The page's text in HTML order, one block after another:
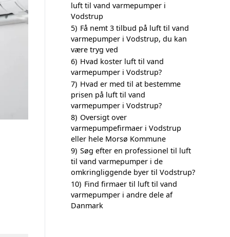
luft til vand varmepumper i
Vodstrup
5) Få nemt 3 tilbud på luft til vand
varmepumper i Vodstrup, du kan
være tryg ved
6) Hvad koster luft til vand
varmepumper i Vodstrup?
7) Hvad er med til at bestemme
prisen på luft til vand
varmepumper i Vodstrup?
8) Oversigt over
varmepumpefirmaer i Vodstrup
eller hele Morsø Kommune
9) Søg efter en professionel til luft
til vand varmepumper i de
omkringliggende byer til Vodstrup?
10) Find firmaer til luft til vand
varmepumper i andre dele af
Danmark